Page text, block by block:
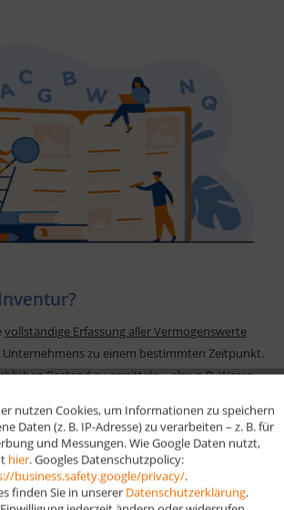
vollständige Erfassung aller Vermögenswerte
Unternehmens zu einem bestimmten Zeitpunkt.
Bestand zu ermitteln – also z. B. Waren,
(§ 240 HGB) und bildet die Grundlage
Aktiv
Aktiv
nutzen Cookies, um Informationen zu speichern
Daten (z. B. IP-Adresse) zu verarbeiten – z. B. für
und Messungen. Wie Google Daten nutzt,
hier. Googles Datenschutzpolicy:
business.safety.google/privacy/.
finden Sie in unserer Datenschutzerklärung.